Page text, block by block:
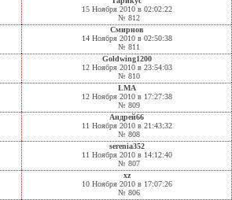
15 Ноября 2010 в 02:02:22
№ 812
Смирнов
14 Ноября 2010 в 02:50:38
№ 811
Goldwing1200
12 Ноября 2010 в 23:54:03
№ 810
LMA
12 Ноября 2010 в 17:27:38
№ 809
Андрей66
11 Ноября 2010 в 21:43:32
№ 808
serenia352
11 Ноября 2010 в 14:12:40
№ 807
xz
10 Ноября 2010 в 17:07:26
№ 806